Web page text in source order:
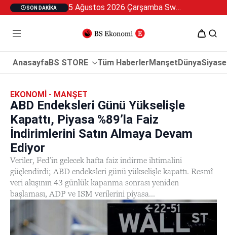
SON DAKIKA 5 Ağustos 2026 Çarşamba Swan Özel 2
AnasayfaBS STORE Tüm HaberlerManşetDünya
EKONOMI - MANŞET
ABD Endeksleri Günü Yükselişle
Kapattı, Piyasa %89’la Faiz
İndirimlerini Satın Almaya Devam
Ediyor
Veriler, Fed’in gelecek hafta faiz indirme ihtimalini
güçlendirdi; ABD endeksleri günü yükselişle kapattı. Resmî
veri akışının 43 günlük kapanma sonrası yeniden
başlaması, ADP ve ISM verilerini piyasa...